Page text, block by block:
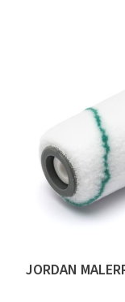
JORDAN